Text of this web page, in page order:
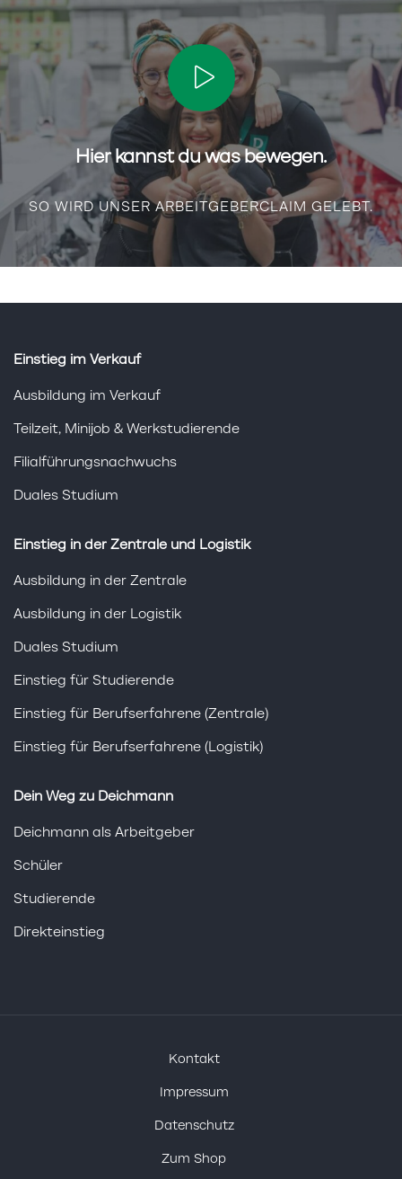
Hier kannst du was bewegen.
SO WIRD UNSER ARBEITGEBERCLAIM GELEBT.
Einstieg im Verkauf
Ausbildung im Verkauf
Teilzeit, Minijob & Werkstudierende
Filialführungsnachwuchs
Duales Studium
Einstieg in der Zentrale und Logistik
Ausbildung in der Zentrale
Ausbildung in der Logistik
Duales Studium
Einstieg für Studierende
Einstieg für Berufserfahrene (Zentrale)
Einstieg für Berufserfahrene (Logistik)
Dein Weg zu Deichmann
Deichmann als Arbeitgeber
Schüler
Studierende
Direkteinstieg
Kontakt
Impressum
Datenschutz
Zum Shop